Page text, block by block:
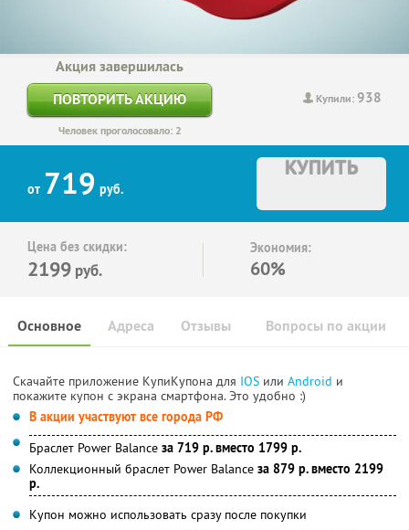
Купили:938
Акция завершилась
ПОВТОРИТЬ АКЦИЮ
Человек проголосовало: 2
от 719 руб.
КУПИТЬ
Цена без скидки:
2199 руб.
Экономия:
60%
Основное Отзывы Вопросы по акции
Адреса
Скачайте приложение КупиКупона для IOS или Android и
покажите купон с экрана смартфона. Это удобно :)
В акции участвуют все города РФ
Браслет Power Balance за 719 р. вместо 1799 р.
Коллекционный браслет Power Balance за 879 р. вместо 2199
р.
Купон можно использовать сразу после покупки